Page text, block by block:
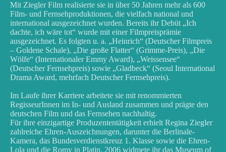
Mit Ziegler Film realisierte sie in über 50 Jahren mehr als 600
Film- und Fernsehproduktionen, die vielfach national und
international ausgezeichnet wurden. Bereits ihr Debüt „Ich
dachte, ich wäre tot“ wurde mit einer Filmpreisprämie
ausgezeichnet. Es folgten u. a. „Heinrich“ (Deutscher Filmpreis
– Goldene Schale), „Die große Flatter“ (Grimme-Preis), „Die
Wölfe“ (Internationaler Emmy Award), „Weissensee“
(Deutscher Fernsehpreis) sowie „Gladbeck“ (Seoul International
Drama Award, mehrfach Deutscher Fernsehpreis).
Im Laufe ihrer Karriere arbeitete sie mit renommierten
RegisseurInnen im In- und Ausland zusammen und prägte den
deutschen Film und das Fernsehen nachhaltig.
Für ihre einzigartige Produzententätigkeit erhielt Regina Ziegler
zahlreiche Ehren-Auszeichnungen, darunter die Berlinale-
Kamera, das Bundesverdienstkreuz 1. Klasse sowie die Ehren-
Lola und die Romy in Platin. 2006 widmete ihr das Museum of